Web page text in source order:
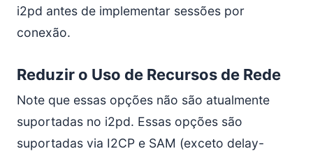
i2pd antes de implementar sessões por
conexão.
Reduzir o Uso de Recursos de Rede
Note que essas opções não são atualmente
suportadas no i2pd. Essas opções são
suportadas via I2CP e SAM (exceto delay-